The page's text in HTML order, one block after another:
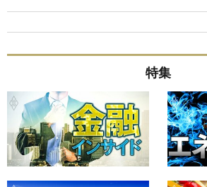
特集